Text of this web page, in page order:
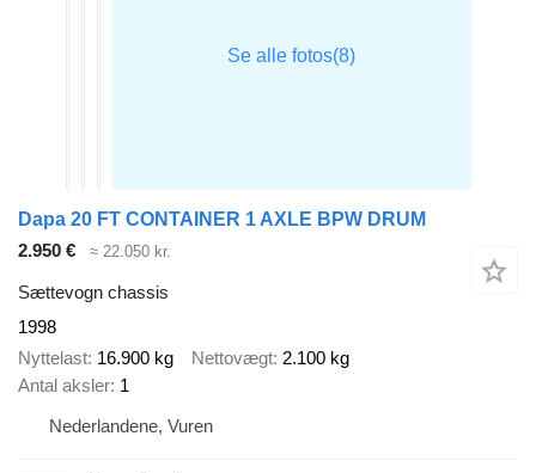
Dapa 20 FT CONTAINER 1 AXLE BPW DRUM
2.950 €
≈ 22.050 kr.
Sættevogn chassis
1998
Nyttelast 16.900 kg Nettovægt 2.100 kg
Antal aksler 1
Nederlandene, Vuren